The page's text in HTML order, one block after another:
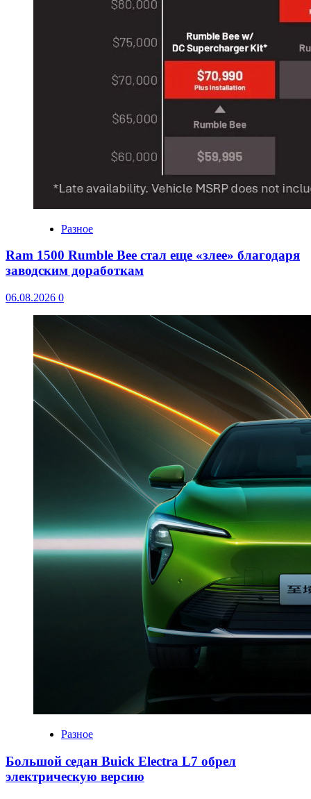
Разное
Ram 1500 Rumble Bee стал еще «злее» благодаря
заводским доработкам
06.08.2026 0
Разное
Большой седан Buick Electra L7 обрел
электрическую версию